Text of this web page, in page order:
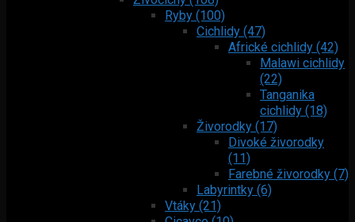
Ryby (100)
Cichlidy (47)
Africké cichlidy (42)
Malawi cichlidy
(22)
Tanganika
cichlidy (18)
Živorodky (17)
Divoké živorodky
(11)
Farebné živorodky (7)
Labyrintky (6)
Vtáky (21)